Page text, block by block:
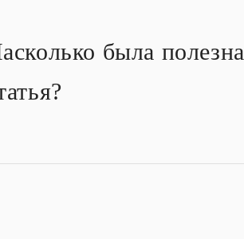
была полезна